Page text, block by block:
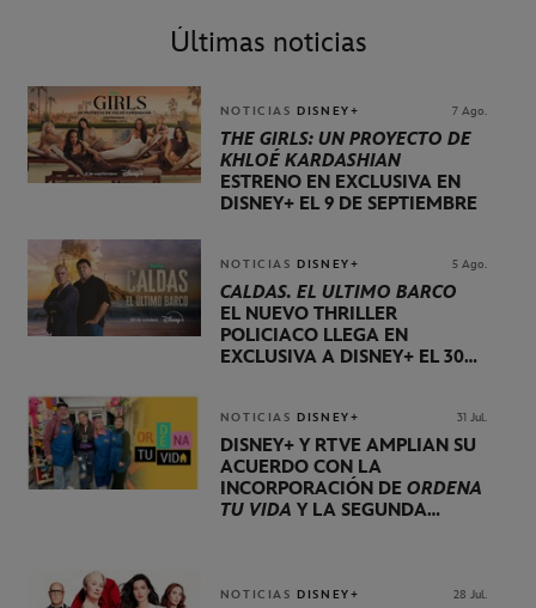
Últimas noticias
NOTICIAS DISNEY+ 7 Ago.
THE GIRLS: UN PROYECTO DE
KHLOÉ KARDASHIAN
ESTRENO EN EXCLUSIVA EN
DISNEY+ EL 9 DE SEPTIEMBRE
NOTICIAS DISNEY+ 5 Ago.
CALDAS. EL ÚLTIMO BARCO
EL NUEVO THRILLER
POLICIACO LLEGA EN
EXCLUSIVA A DISNEY+ EL 30
NOTICIAS DISNEY+ 31 Jul.
DISNEY+ Y RTVE AMPLÍAN SU
ACUERDO CON LA
INCORPORACIÓN DE ORDENA
TU VIDA Y LA SEGUNDA
NOTICIAS DISNEY+ 28 Jul.